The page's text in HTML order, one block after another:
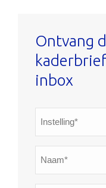
Ontvang
inbox